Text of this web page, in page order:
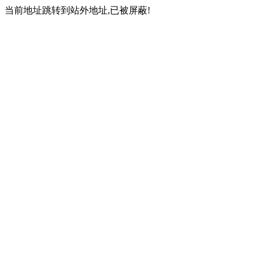
当前地址跳转到站外地址,已被屏蔽!